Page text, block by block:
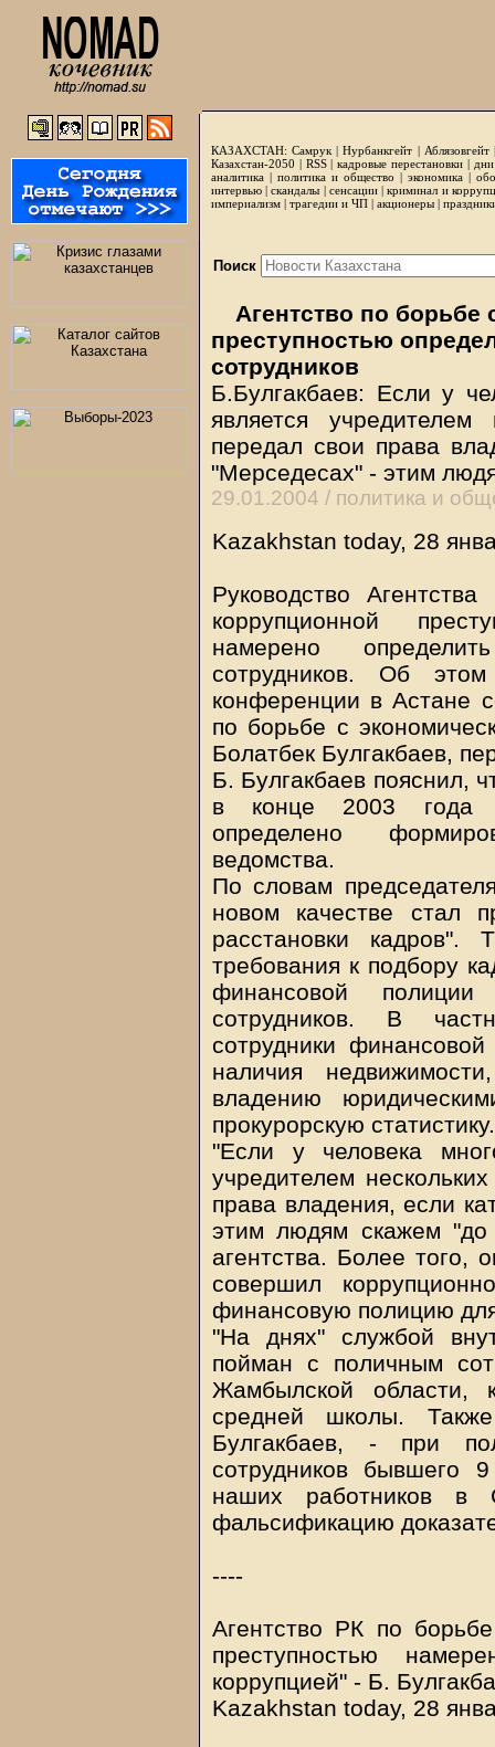
КАЗАХСТАН: Самрук |Нурбанкгейт | Аблязовгейт
Казахстан-2050 | RSS|кадровые перестановки|
аналитика | политика и общество | экономика |
интервью |скандалы | сенсации|криминал и
империализм | трагедии и ЧП | акционеры |
Поиск
Агентство по
преступностью
сотрудников
Б.Булгакбаев: Если у
является
передал свои права
"Мерседесах" - этим
29.01.2004 / политика и
Kazakhstan today, 28
Руководство
коррупционной
намерено
сотрудников. Об
конференции в Астане
по борьбе с
Болатбек Булгакбаев,
Б. Булгакбаев пояснил,
в конце 2003 года
определено
ведомства.
По словам
новом качестве стал
расстановки кадров".
требования к подбору
финансовой
сотрудников. В
сотрудники
наличия
владению
прокурорскую статистику.
"Если у человека
учредителем
права владения, если
этим людям скажем "до
агентства. Более того,
совершил
финансовую полицию
"На днях" службой
пойман с поличным
Жамбылской области,
средней школы.
Булгакбаев, - при
сотрудников бывшего
наших работников в
фальсификацию
----
Агентство РК по
преступностью
коррупцией" - Б.
Kazakhstan today, 28